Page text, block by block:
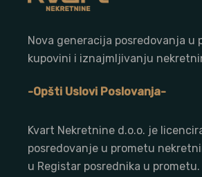
Nova generacija posredovanja u
kupovini i iznajmljivanju
-Opšti Uslovi Poslovanja-
Kvart Nekretnine d.o.o. je
posredovanje u prometu
u Registar posrednika u prometu.